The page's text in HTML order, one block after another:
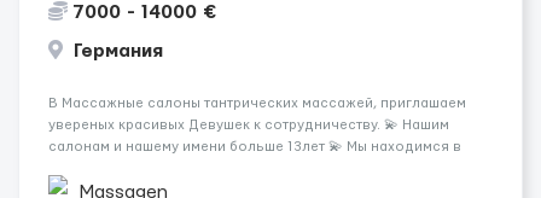
7000 - 14000 €
Германия
В Массажные салоны тантрических массажей, приглашаем
увереных красивых Девушек к сотрудничеству. 💫 Нашим
салонам и нашему имени больше 13лет 💫 Мы находимся в
заработная плата 💚Мы гарантируем Наличие работы. Поток 💝
Massagen